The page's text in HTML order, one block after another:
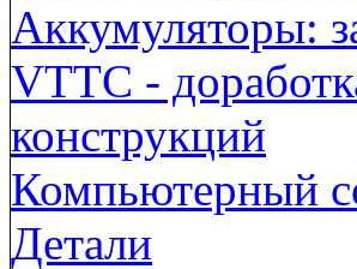
Аккумуляторы:
VTTC -
конструкций
Компьютерный
Детали